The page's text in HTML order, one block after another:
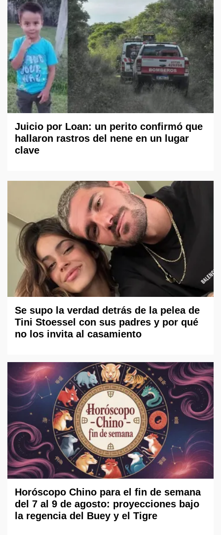
Juicio por Loan: un perito confirmó que
hallaron rastros del nene en un lugar
clave
Se supo la verdad detrás de la pelea de
Tini Stoessel con sus padres y por qué
no los invita al casamiento
Horóscopo Chino para el fin de semana
del 7 al 9 de agosto: proyecciones bajo
la regencia del Buey y el Tigre